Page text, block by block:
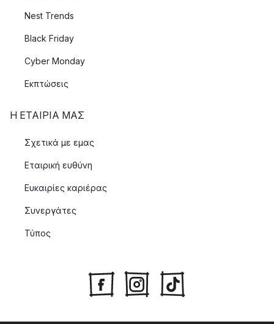
Nest Trends
Black Friday
Cyber Monday
Εκπτώσεις
Η ΕΤΑΊΡΙΑ ΜΑΣ
Σχετικά με εμας
Εταιρική ευθύνη
Ευκαιρίες καριέρας
Συνεργάτες
Τύπος